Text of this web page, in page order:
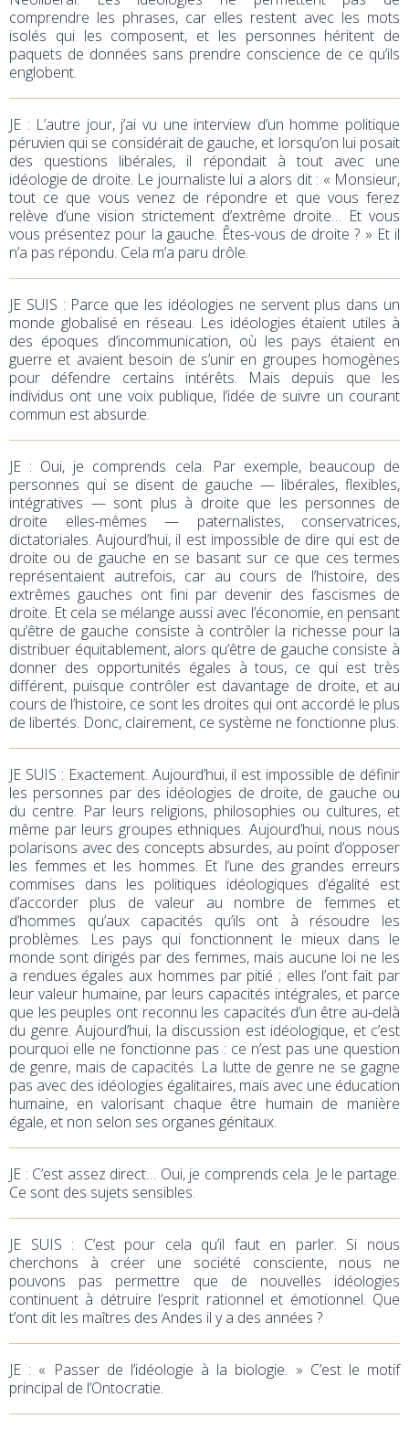
comprendre les phrases, car elles restent avec les mots
isolés qui les composent, et les personnes héritent de
paquets de données sans prendre conscience de ce qu’ils
englobent.
JE : L’autre jour, j’ai vu une interview d’un homme politique
péruvien qui se considérait de gauche, et lorsqu’on lui posait
des questions libérales, il répondait à tout avec une
idéologie de droite. Le journaliste lui a alors dit : « Monsieur,
tout ce que vous venez de répondre et que vous ferez
relève d’une vision strictement d’extrême droite… Et vous
vous présentez pour la gauche. Êtes-vous de droite ? » Et il
n’a pas répondu. Cela m’a paru drôle.
JE SUIS : Parce que les idéologies ne servent plus dans un
monde globalisé en réseau. Les idéologies étaient utiles à
des époques d’incommunication, où les pays étaient en
guerre et avaient besoin de s’unir en groupes homogènes
pour défendre certains intérêts. Mais depuis que les
individus ont une voix publique, l’idée de suivre un courant
commun est absurde.
JE : Oui, je comprends cela. Par exemple, beaucoup de
personnes qui se disent de gauche — libérales, flexibles,
intégratives — sont plus à droite que les personnes de
droite elles-mêmes — paternalistes, conservatrices,
dictatoriales. Aujourd’hui, il est impossible de dire qui est de
droite ou de gauche en se basant sur ce que ces termes
représentaient autrefois, car au cours de l’histoire, des
extrêmes gauches ont fini par devenir des fascismes de
droite. Et cela se mélange aussi avec l’économie, en pensant
qu’être de gauche consiste à contrôler la richesse pour la
distribuer équitablement, alors qu’être de gauche consiste à
donner des opportunités égales à tous, ce qui est très
différent, puisque contrôler est davantage de droite, et au
cours de l’histoire, ce sont les droites qui ont accordé le plus
de libertés. Donc, clairement, ce système ne fonctionne plus.
JE SUIS : Exactement. Aujourd’hui, il est impossible de définir
les personnes par des idéologies de droite, de gauche ou
du centre. Par leurs religions, philosophies ou cultures, et
même par leurs groupes ethniques. Aujourd’hui, nous nous
polarisons avec des concepts absurdes, au point d’opposer
les femmes et les hommes. Et l’une des grandes erreurs
commises dans les politiques idéologiques d’égalité est
d’accorder plus de valeur au nombre de femmes et
d’hommes qu’aux capacités qu’ils ont à résoudre les
problèmes. Les pays qui fonctionnent le mieux dans le
monde sont dirigés par des femmes, mais aucune loi ne les
a rendues égales aux hommes par pitié ; elles l’ont fait par
leur valeur humaine, par leurs capacités intégrales, et parce
que les peuples ont reconnu les capacités d’un être au-delà
du genre. Aujourd’hui, la discussion est idéologique, et c’est
pourquoi elle ne fonctionne pas : ce n’est pas une question
de genre, mais de capacités. La lutte de genre ne se gagne
pas avec des idéologies égalitaires, mais avec une éducation
humaine, en valorisant chaque être humain de manière
égale, et non selon ses organes génitaux.
JE : C’est assez direct… Oui, je comprends cela. Je le partage.
Ce sont des sujets sensibles.
JE SUIS : C’est pour cela qu’il faut en parler. Si nous
cherchons à créer une société consciente, nous ne
pouvons pas permettre que de nouvelles idéologies
continuent à détruire l’esprit rationnel et émotionnel. Que
t’ont dit les maîtres des Andes il y a des années ?
JE : « Passer de l’idéologie à la biologie. » C’est le motif
principal de l’Ontocratie.